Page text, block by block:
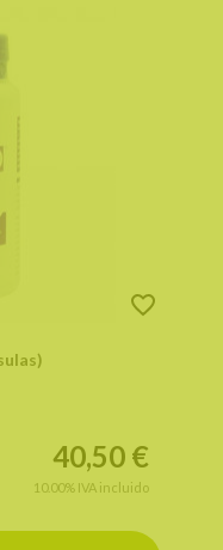
40,50 €
10.00% IVA incluido